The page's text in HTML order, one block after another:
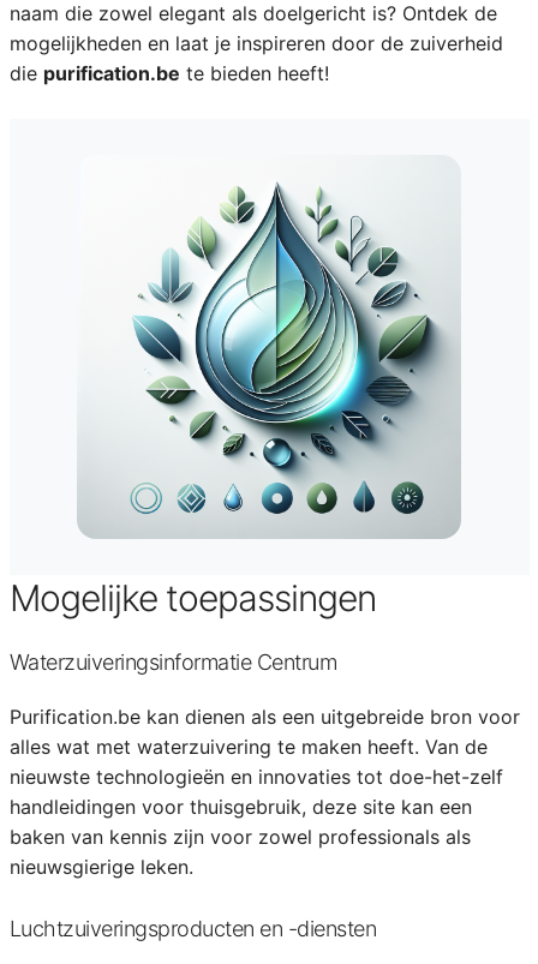
naam die zowel elegant als doelgericht is? Ontdek de
mogelijkheden en laat je inspireren door de zuiverheid
die purification.be te bieden heeft!
Mogelijke toepassingen
Waterzuiveringsinformatie Centrum
Purification.be kan dienen als een uitgebreide bron voor
alles wat met waterzuivering te maken heeft. Van de
nieuwste technologieën en innovaties tot doe-het-zelf
handleidingen voor thuisgebruik, deze site kan een
baken van kennis zijn voor zowel professionals als
nieuwsgierige leken.
Luchtzuiveringsproducten en -diensten